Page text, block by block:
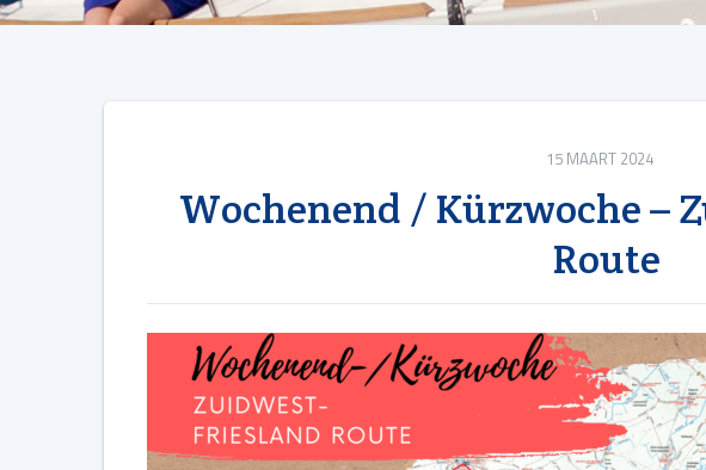
15 MAART 2024
Wochenend / Kürzwoche –
Route